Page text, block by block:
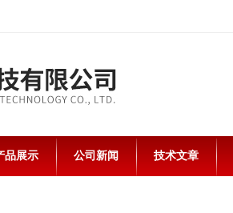
品展示 公司新闻 技术文章